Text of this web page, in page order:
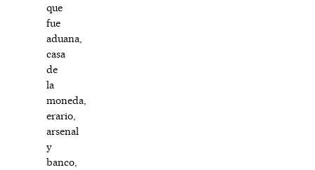
que
fue
aduana,
casa
de
la
moneda,
erario,
arsenal
y
banco,